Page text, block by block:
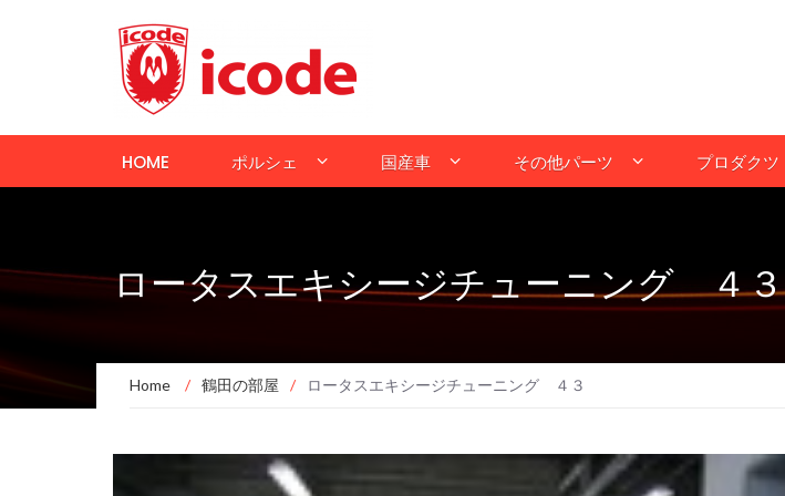
HOME ポルシェ 国産車 その他パーツ プロダクツ
ロータスエキシージチューニング ４３
Home / 鶴田の部屋 / ロータスエキシージチューニング ４３